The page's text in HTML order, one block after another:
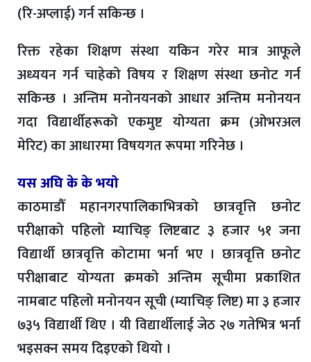
(रि-अप्लाई) गर्न सकिन्छ ।
रिक्त रहेका शिक्षण संस्था यकिन गरेर मात्र आफूले
अध्ययन गर्न चाहेको विषय र शिक्षण संस्था छनोट गर्न
सकिन्छ । अन्तिम मनोनयनको आधार अन्तिम मनोनयन
गदा विद्यार्थीहरूको एकमुष्ट योग्यता क्रम (ओभरअल
मेरिट) का आधारमा विषयगत रूपमा गरिनेछ ।
यस अघि के के भयो
काठमाडौँ महानगरपालिकाभित्रको छात्रवृत्ति छनोट
परीक्षाको पहिलो म्याचिङ् लिष्टबाट ३ हजार ५१ जना
विद्यार्थी छात्रवृत्ति कोटामा भर्ना भए । छात्रवृत्ति छनोट
परीक्षाबाट योग्यता क्रमको अन्तिम सूचीमा प्रकाशित
नामबाट पहिलो मनोनयन सूची (म्याचिङ् लिष्ट) मा ३ हजार
७३५ विद्यार्थी थिए । यी विद्यार्थीलाई जेठ २७ गतेभित्र भर्ना
भइसक्न समय दिइएको थियो ।